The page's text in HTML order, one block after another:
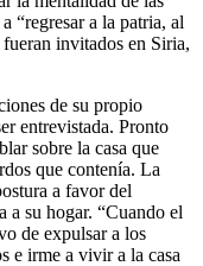
“regresar a la patria, al
invitados en Siria,
de su propio
entrevistada. Pronto
sobre la casa que
que contenía. La
a favor del
a su hogar. “Cuando el
de expulsar a los
e irme a vivir a la casa